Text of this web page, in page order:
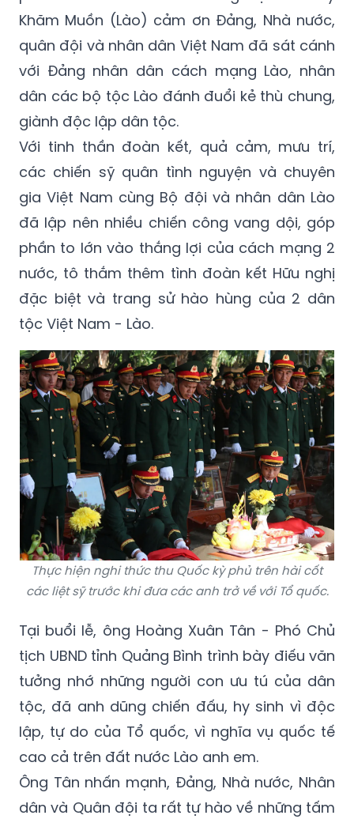
Khăm Muồn (Lào) cảm ơn Đảng, Nhà nước,
quân đội và nhân dân Việt Nam đã sát cánh
với Đảng nhân dân cách mạng Lào, nhân
dân các bộ tộc Lào đánh đuổi kẻ thù chung,
giành độc lập dân tộc.
Với tinh thần đoàn kết, quả cảm, mưu trí,
các chiến sỹ quân tình nguyện và chuyên
gia Việt Nam cùng Bộ đội và nhân dân Lào
đã lập nên nhiều chiến công vang dội, góp
phần to lớn vào thắng lợi của cách mạng 2
nước, tô thắm thêm tình đoàn kết Hữu nghị
đặc biệt và trang sử hào hùng của 2 dân
tộc Việt Nam - Lào.
Thực hiện nghi thức thu Quốc kỳ phủ trên hài cốt
các liệt sỹ trước khi đưa các anh trở về với Tổ quốc.
Tại buổi lễ, ông Hoàng Xuân Tân - Phó Chủ
tịch UBND tỉnh Quảng Bình trình bày điếu văn
tưởng nhớ những người con ưu tú của dân
tộc, đã anh dũng chiến đấu, hy sinh vì độc
lập, tự do của Tổ quốc, vì nghĩa vụ quốc tế
cao cả trên đất nước Lào anh em.
Ông Tân nhấn mạnh, Đảng, Nhà nước, Nhân
dân và Quân đội ta rất tự hào về những tấm